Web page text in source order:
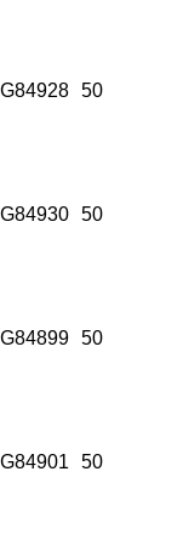
G84928 50
G84930 50
G84899 50
G84901 50